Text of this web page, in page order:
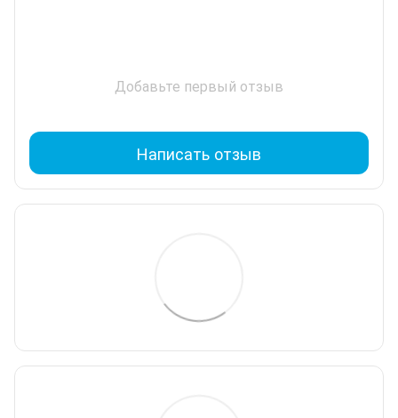
Добавьте первый отзыв
Написать отзыв